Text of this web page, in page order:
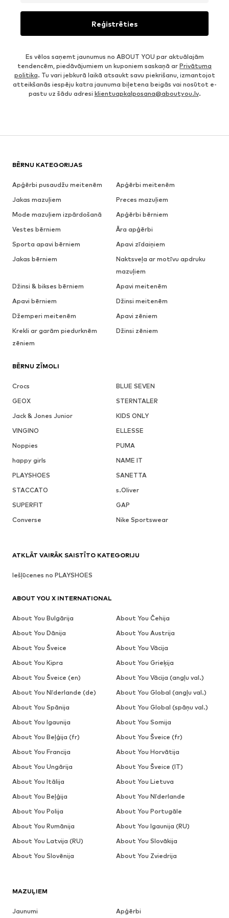
Reģistrēties
Es vēlos saņemt jaunumus no ABOUT YOU par aktuālajām
tendencēm, piedāvājumiem un kuponiem saskaņā ar Privātuma
politika. Tu vari jebkurā laikā atsaukt savu piekrišanu, izmantojot
atteikšanās iespēju katra jaunuma biļetena beigās vai nosūtot e-
pastu uz šādu adresi klientuapkalposana@aboutyou.lv.
BĒRNU KATEGORIJAS
Apģērbi pusaudžu meitenēm
Apģērbi meitenēm
Jakas mazuļiem
Preces mazuļiem
Mode mazuļiem izpārdošanā
Apģērbi bērniem
Vestes bērniem
Āra apģērbi
Sporta apavi bērniem
Apavi zīdaiņiem
Jakas bērniem
Naktsveļa ar motīvu apdruku
mazuļiem
Džinsi & bikses bērniem
Apavi meitenēm
Apavi bērniem
Džinsi meitenēm
Džemperi meitenēm
Apavi zēniem
Krekli ar garām piedurknēm
zēniem
Džinsi zēniem
BĒRNU ZĪMOLI
Crocs
BLUE SEVEN
GEOX
STERNTALER
Jack & Jones Junior
KIDS ONLY
VINGINO
ELLESSE
Noppies
PUMA
happy girls
NAME IT
PLAYSHOES
SANETTA
STACCATO
s.Oliver
SUPERFIT
GAP
Converse
Nike Sportswear
MAZUĻIEM
Jaunumi
Apģērbi
ATKLĀT VAIRĀK SAISTĪTO KATEGORIJU
Iešļūcenes no PLAYSHOES
ABOUT YOU X INTERNATIONAL
About You Bulgārija
About You Čehija
About You Dānija
About You Austrija
About You Šveice
About You Vācija
About You Kipra
About You Grieķija
About You Šveice (en)
About You Vācija (angļu val.)
About You Nīderlande (de)
About You Global (angļu val.)
About You Spānija
About You Global (spāņu val.)
About You Igaunija
About You Somija
About You Beļģija (fr)
About You Šveice (fr)
About You Francija
About You Horvātija
About You Ungārija
About You Šveice (IT)
About You Itālija
About You Lietuva
About You Beļģija
About You Nīderlande
About You Polija
About You Portugāle
About You Rumānija
About You Igaunija (RU)
About You Latvija (RU)
About You Slovākija
About You Slovēnija
About You Zviedrija